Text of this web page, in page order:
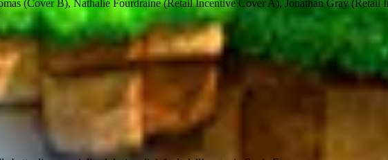
(Cover B), Nathalie Fourdraine (Retail Incentive Cover A), Jonathan Gray (Retail